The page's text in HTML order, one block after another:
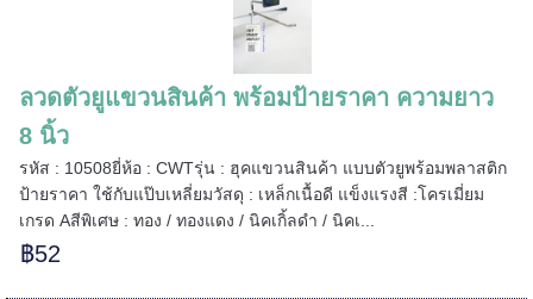
ลวดตัวยูแขวนสินค้า พร้อมป้ายราคา ความยาว
8 นิ้ว
รหัส : 10508ยี่ห้อ : CWTรุ่น : ฮุคแขวนสินค้า แบบตัวยูพร้อมพลาสติก
ป้ายราคา ใช้กับแป๊บเหลี่ยมวัสดุ : เหล็กเนื้อดี แข็งแรงสี :โครเมี่ยม
เกรด Aสีพิเศษ : ทอง / ทองแดง / นิคเกิ้ลดำ / นิคเ...
฿52